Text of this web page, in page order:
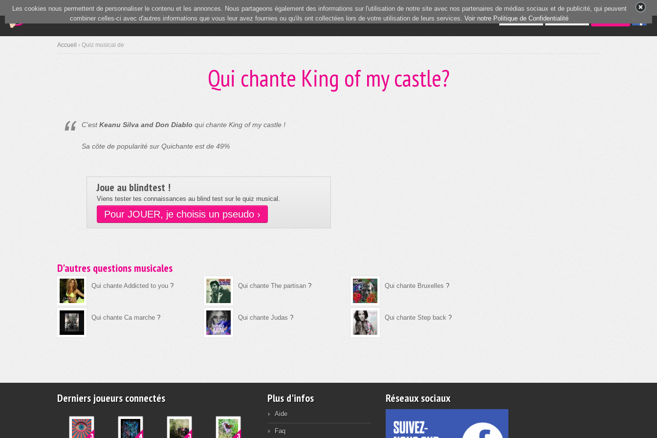
Blind Test(current)
Communauté 0 joueur en ligne
Accueil › Quiz musical de
Qui chante King of my castle?
C'estKeanu Silva and Don Diablo qui chante King of my castle !
Sa côte de popularité sur Quichante est de 49%
Joue au blindtest !
Viens tester tes connaissances au blind test sur le quiz musical.
Pour JOUER, je choisis un pseudo ›
D'autres questions musicales
Qui chante Addicted to you ? Qui chante The partisan ? Qui chante Bruxelles ?
Qui chante Ca marche ? Qui chante Judas ? Qui chante Step back ?
Les cookies nous permettent de personnaliser le contenu et les annonces. Nous partageons également des informations sur l'utilisation de notre site avec nos partenaires de médias sociaux et de publicité, qui peuvent
combiner celles-ci avec d'autres informations que vous leur avez fournies ou qu'ils ont collectées lors de votre utilisation de leurs services. Voir notre Politique de Confidentialité
Derniers joueurs connectés Plus d'infos
Aide
Faq
Réseaux sociaux